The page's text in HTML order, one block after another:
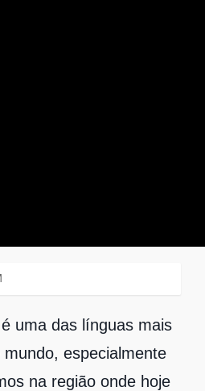
uma das línguas mais
especialmente
na região onde hoje